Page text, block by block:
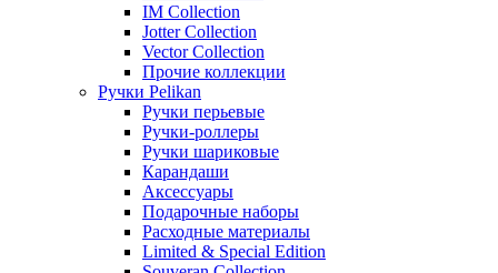
IM Collection
Jotter Collection
Vector Collection
Прочие коллекции
Ручки Pelikan
Ручки перьевые
Ручки-роллеры
Ручки шариковые
Карандаши
Аксессуары
Подарочные наборы
Расходные материалы
Limited & Special Edition